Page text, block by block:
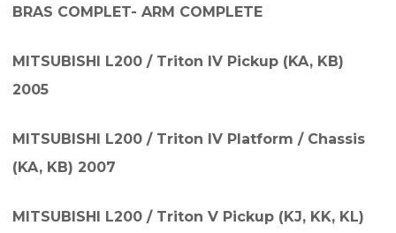
BRAS COMPLET- ARM COMPLETE
MITSUBISHI L200 / Triton IV Pickup (KA, KB)
2005
MITSUBISHI L200 / Triton IV Platform / Chassis
(KA, KB) 2007
MITSUBISHI L200 / Triton V Pickup (KJ, KK, KL)